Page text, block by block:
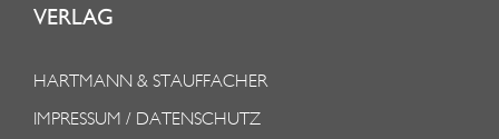
VERLAG
HARTMANN & STAUFFACHER
IMPRESSUM / DATENSCHUTZ